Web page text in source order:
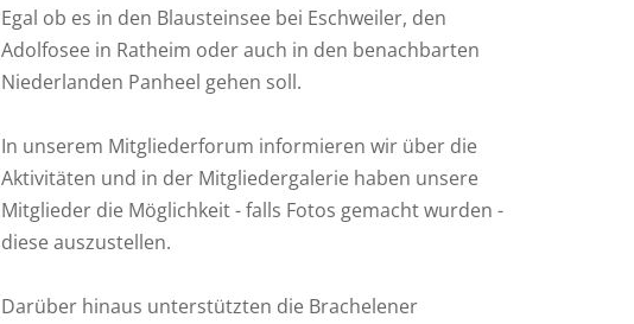
Egal ob es in den Blausteinsee bei Eschweiler, den
Adolfosee in Ratheim oder auch in den benachbarten
Niederlanden Panheel gehen soll.
In unserem Mitgliederforum informieren wir über die
Aktivitäten und in der Mitgliedergalerie haben unsere
Mitglieder die Möglichkeit - falls Fotos gemacht wurden -
diese auszustellen.
Darüber hinaus unterstützten die Brachelener